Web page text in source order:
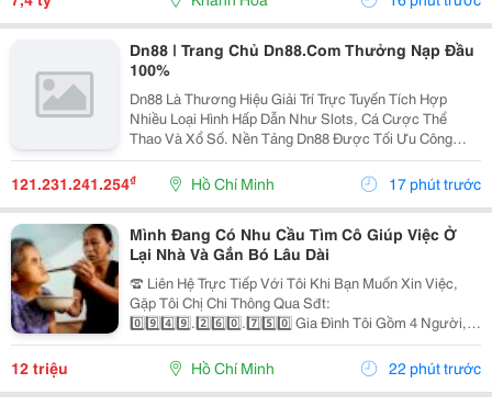
Dn88 | Trang Chủ Dn88.Com Thưởng Nạp Đầu
100%
Dn88 Là Thương Hiệu Giải Trí Trực Tuyến Tích Hợp
Nhiều Loại Hình Hấp Dẫn Như Slots, Cá Cược Thể
Thao Và Xổ Số. Nền Tảng Dn88 Được Tối Ưu Công
Nghệ, Bảo Mật Cao, Nạp Rút Nhanh Và Hỗ Trợ Tốt Trên
Pc Lẫn Điện Thoại Di Động. Website:
Https://Dn88C.com/...
121.231.241.254₫ Hồ Chí Minh 17 phút trước
Mình Đang Có Nhu Cầu Tìm Cô Giúp Việc Ở
Lại Nhà Và Gắn Bó Lâu Dài
☎️ Liên Hệ Trực Tiếp Với Tôi Khi Bạn Muốn Xin Việc,
Gặp Tôi Chị Chi Thông Qua Sđt:
0️⃣9️⃣4️⃣9️⃣.2️⃣6️⃣0️⃣.7️⃣5️⃣0️⃣ Gia Đình Tôi Gồm 4 Người, 2
Vợ Chồng 2 Con Nhỏ, Bé Lớn 9 Tuổi Đã Đi Học Có Ba
Mẹ Đưa Rước, Bé Nhỏ 1 Tuổi. Nhà Thì Chỉ Có 1 Lầu.
12 triệu Hồ Chí Minh 22 phút trước